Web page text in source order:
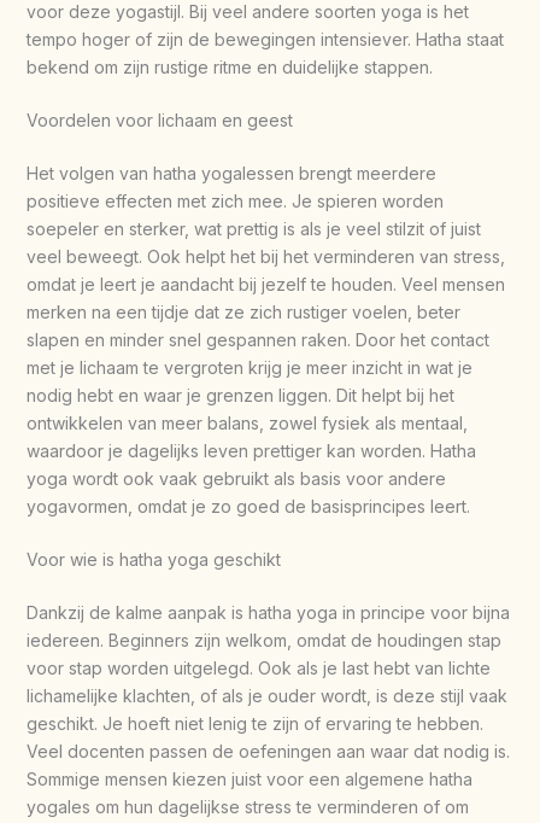
voor deze yogastijl. Bij veel andere soorten yoga is het
tempo hoger of zijn de bewegingen intensiever. Hatha staat
bekend om zijn rustige ritme en duidelijke stappen.
Voordelen voor lichaam en geest
Het volgen van hatha yogalessen brengt meerdere
positieve effecten met zich mee. Je spieren worden
soepeler en sterker, wat prettig is als je veel stilzit of juist
veel beweegt. Ook helpt het bij het verminderen van stress,
omdat je leert je aandacht bij jezelf te houden. Veel mensen
merken na een tijdje dat ze zich rustiger voelen, beter
slapen en minder snel gespannen raken. Door het contact
met je lichaam te vergroten krijg je meer inzicht in wat je
nodig hebt en waar je grenzen liggen. Dit helpt bij het
ontwikkelen van meer balans, zowel fysiek als mentaal,
waardoor je dagelijks leven prettiger kan worden. Hatha
yoga wordt ook vaak gebruikt als basis voor andere
yogavormen, omdat je zo goed de basisprincipes leert.
Voor wie is hatha yoga geschikt
Dankzij de kalme aanpak is hatha yoga in principe voor bijna
iedereen. Beginners zijn welkom, omdat de houdingen stap
voor stap worden uitgelegd. Ook als je last hebt van lichte
lichamelijke klachten, of als je ouder wordt, is deze stijl vaak
geschikt. Je hoeft niet lenig te zijn of ervaring te hebben.
Veel docenten passen de oefeningen aan waar dat nodig is.
Sommige mensen kiezen juist voor een algemene hatha
yogales om hun dagelijkse stress te verminderen of om